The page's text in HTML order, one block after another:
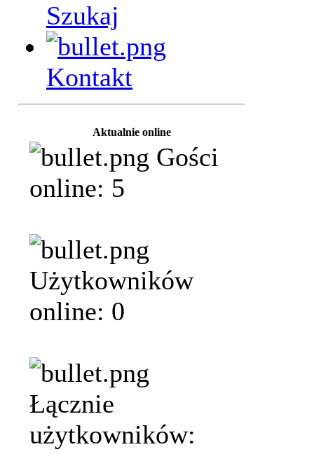
Szukaj
Kontakt
Aktualnie online
Gości
online: 5
Użytkowników
online: 0
Łącznie
użytkowników: